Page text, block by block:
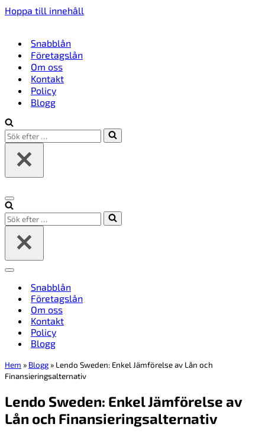
Hoppa till innehåll
Snabblån
Företagslån
Om oss
Kontakt
Policy
Blogg
Sök
efter
Navigeringsmeny
Sök
efter
Navigeringsmeny
Snabblån
Företagslån
Om oss
Kontakt
Policy
Blogg
Hem » Blogg » Lendo Sweden: Enkel Jämförelse av Lån och
Finansieringsalternativ
Lendo Sweden: Enkel Jämförelse av
Lån och Finansieringsalternativ